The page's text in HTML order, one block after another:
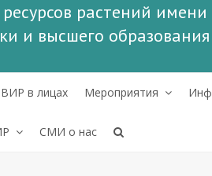
ресурсов растений
и высшего образования
ВИР в лицах Мероприятия
СМИ о нас